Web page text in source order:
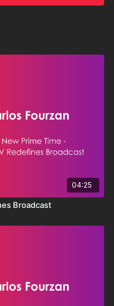
04:25
Broadcast